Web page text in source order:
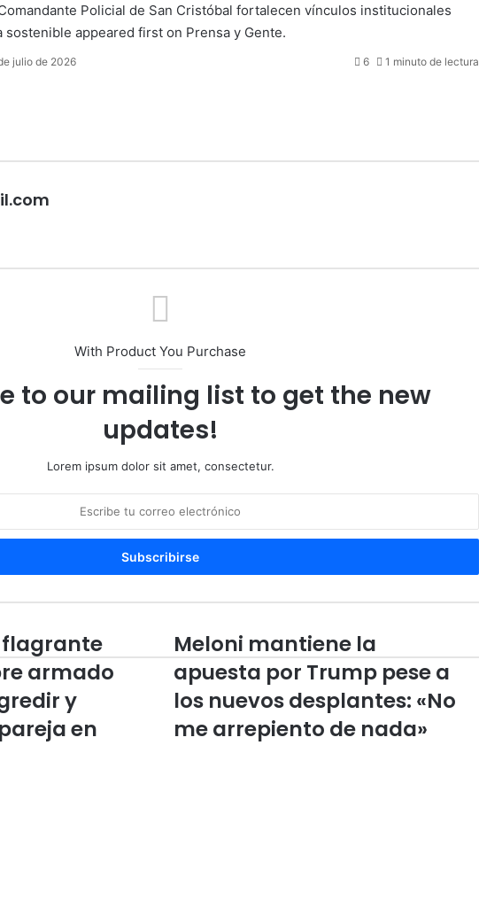
Policial de San Cristóbal fortalecen vínculos institucionales
sostenible appeared first on Prensa y Gente.
julio de 2026 6 1 minuto de lectura
With Product You Purchase
to our mailing list to get the new
updates!
Lorem ipsum dolor sit amet, consectetur.
flagrante
armado
y
en
Meloni
mantiene
la
apuesta
por
Trump
Meloni mantiene la
apuesta por Trump pese a
los nuevos desplantes: «No
me arrepiento de nada»